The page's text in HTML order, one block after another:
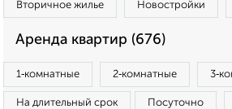
Вторичное жилье Новостройки
Аренда квартир (676)
1‑комнатные 2‑комнатные
На длительный срок Посуточно